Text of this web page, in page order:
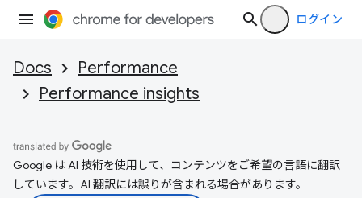
ログイン
Docs
Performance
Performance insights
Google は AI 技術を使用して、コンテンツをご希望の言語に翻訳
しています。AI 翻訳には誤りが含まれる場合があります。